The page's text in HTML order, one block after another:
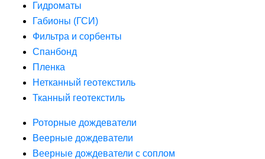
Гидроматы
Габионы (ГСИ)
Фильтра и сорбенты
Спанбонд
Пленка
Нетканный геотекстиль
Тканный геотекстиль
Роторные дождеватели
Веерные дождеватели
Веерные дождеватели с соплом